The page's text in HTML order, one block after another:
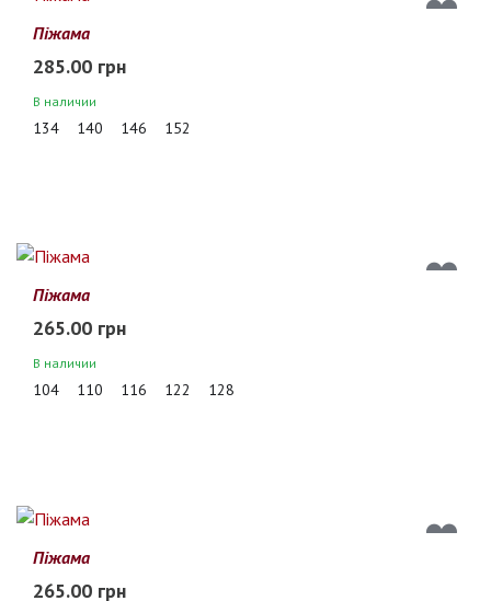
Піжама
285.00 грн
В наличии
134 140 146 152
Піжама
265.00 грн
В наличии
104 110 116 122 128
Піжама
265.00 грн